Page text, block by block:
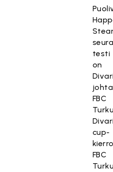
testi
on
FBC
cup-
FBC
Turku